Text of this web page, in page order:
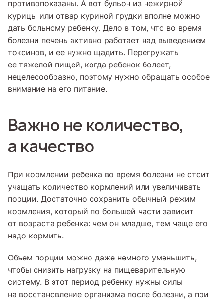
противопоказаны. А вот бульон из нежирной
курицы или отвар куриной грудки вполне можно
дать больному ребенку. Дело в том, что во время
болезни печень активно работает над выведением
токсинов, и ее нужно щадить. Перегружать
ее тяжелой пищей, когда ребенок болеет,
нецелесообразно, поэтому нужно обращать особое
внимание на его питание.
Важно не количество,
а качество
При кормлении ребенка во время болезни не стоит
учащать количество кормлений или увеличивать
порции. Достаточно сохранить обычный режим
кормления, который по большей части зависит
от возраста ребенка: чем он младше, тем чаще его
надо кормить.
Объем порции можно даже немного уменьшить,
чтобы снизить нагрузку на пищеварительную
систему. В этот период ребенку нужны силы
на восстановление организма после болезни, а при